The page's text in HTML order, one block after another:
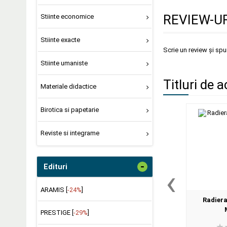
Stiinte economice
Stiinte exacte
Stiinte umaniste
Materiale didactice
Birotica si papetarie
Reviste si integrame
Edituri -
ARAMIS [-24%]
PRESTIGE [ -29%
REVIEW-
Scrie un review și
Titluri de
‹